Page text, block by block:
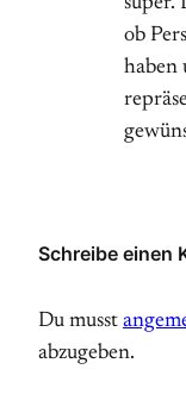
ob
haben
Schreibe einen
Du musst
abzugeben.